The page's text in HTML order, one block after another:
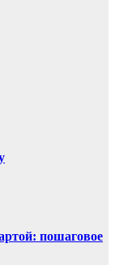
пошаговое